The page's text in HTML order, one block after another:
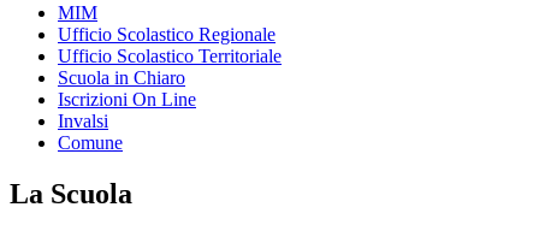
MIM
Ufficio Scolastico Regionale
Ufficio Scolastico Territoriale
Scuola in Chiaro
Iscrizioni On Line
Invalsi
Comune
La Scuola